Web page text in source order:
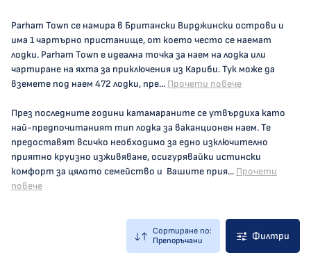
Parham Town се намира в Британски Вирджински острови и
има 1 чартърно пристанище, от което често се наемат
лодки. Parham Town е идеална точка за наем на лодка или
чартиране на яхта за приключения из Кариби. Тук може да
вземете под наем 472 лодки, пре... Прочети повече
През последните години катамараните се утвърдиха като
най-предпочитаният тип лодка за ваканционен наем. Те
предоставят всичко необходимо за едно изключително
приятно круизно изживяване, осигурявайки истински
комфорт за цялото семейство и Вашите прия... Прочети
повече
Сортиране по:
Препоръчани
Филтри